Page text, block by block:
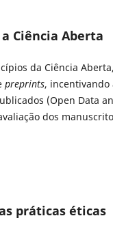
Ciência Aberta
da Ciência
preprints,
(Open Data
dos
práticas éticas